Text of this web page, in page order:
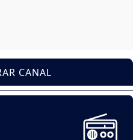
CANAL